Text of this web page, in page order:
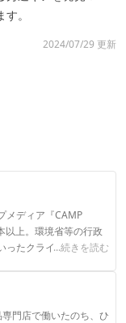
。
2024/07/29 更新
メディア『CAMP
以上。環境省等の行政
ったクライアントとの
...続きを読む
門店で働いたのち、ひ